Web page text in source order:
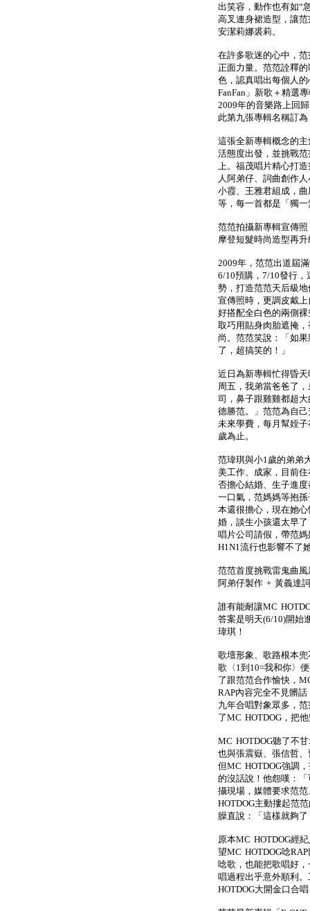
出笑容，動作也有如“
高叉連身裙造型，讓
安潔莉娜裘莉。
在許多歌迷的心中，
正面力量。范范詮釋
色，認真唱出每個人
FanFan」新歌＋精選
2009年的音樂路上回
此第九張專輯名稱訂
這張全新專輯概念的
活態度出發，並挑戰
上。福茂唱片精心打
人阿弟仔、詞曲創作
小霞、王雅君組成，
等，每一首都是「獨
范范拍攝新專輯宣傳照
摩登短髮時尚造型再升
2009年，范范出道屆
6/10預購，7/10發行
勢，打造范范天后級
宣傳照時，更調皮戴
好搭配全白色的兩側
取巧用貼身肉胎遮掩
尚。范范笑說：「如
了，超搞笑的！」
近日為新專輯忙得昏
周五，我弟當爸爸了
司，鼻子跟雞雞都超
德勝范。」范范為自
未來學費，每月幫姪
歲為止。
范瑋琪與小1歲的弟弟
美工作、成家，目前
否擔心結婚、生子進
一口氣，范媽媽等抱
本還很擔心，現在她
婚，談生小孩還太早
唱片公司請假，帶范
H1N1流行也影響不了
范范首度挑戰雷鬼曲
阿弟仔製作 + 黃義達
誰有能耐讓MC
答案是明天(6/10)開始
瑋琪！
歌壇形象、歌路根本
歌〈1到10=我和你〉
了跟范范合作愉快，
RAP內容完全不見髒
九年合唱對象眾多，
了MC HOTDOG，把
MC HOTDOG聽了不
也與張震嶽、張信哲
但MC HOTDOG強調
的沒話說！他怨嘆：
攝現場，媒體要求范
HOTDOG主動摟起范
臊直說：「這樣就夠
原本MC HOTDOG經
望MC HOTDOG唸
唸歌，也能把歌唱好
唱過程出乎意外順利
HOTDOG大開金口合